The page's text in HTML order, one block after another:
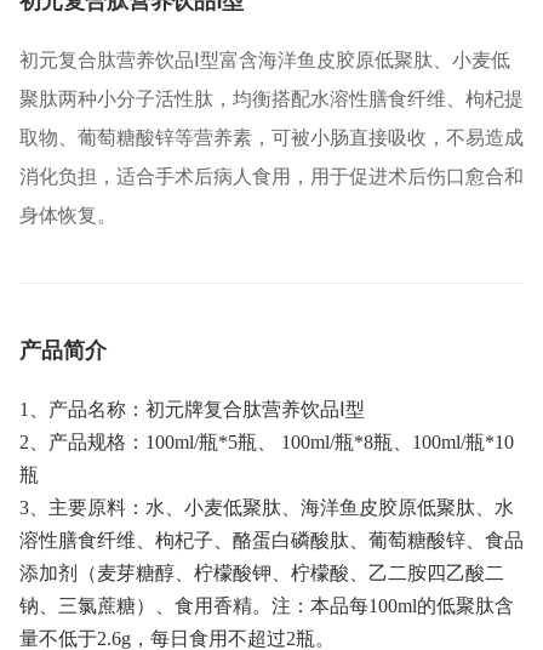
初元复合肽营养饮品Ⅰ型富含海洋鱼皮胶原低聚肽、小麦低
聚肽两种小分子活性肽，均衡搭配水溶性膳食纤维、枸杞提
取物、葡萄糖酸锌等营养素，可被小肠直接吸收，不易造成
消化负担，适合手术后病人食用，用于促进术后伤口愈合和
身体恢复。
产品简介
1、产品名称：初元牌复合肽营养饮品Ⅰ型
2、产品规格：100ml/瓶*5瓶、 100ml/瓶*8瓶、100ml/瓶*10
瓶
3、主要原料：水、小麦低聚肽、海洋鱼皮胶原低聚肽、水
溶性膳食纤维、枸杞子、酪蛋白磷酸肽、葡萄糖酸锌、食品
添加剂（麦芽糖醇、柠檬酸钾、柠檬酸、乙二胺四乙酸二
钠、三氯蔗糖）、食用香精。注：本品每100ml的低聚肽含
量不低于2.6g，每日食用不超过2瓶。